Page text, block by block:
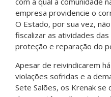
empresa providencie o
O Estado, por sua vez,
fiscalizar as atividades
proteção e reparação do
Apesar de reivindicarem
violações sofridas e a
Sete Salões, os Krenak